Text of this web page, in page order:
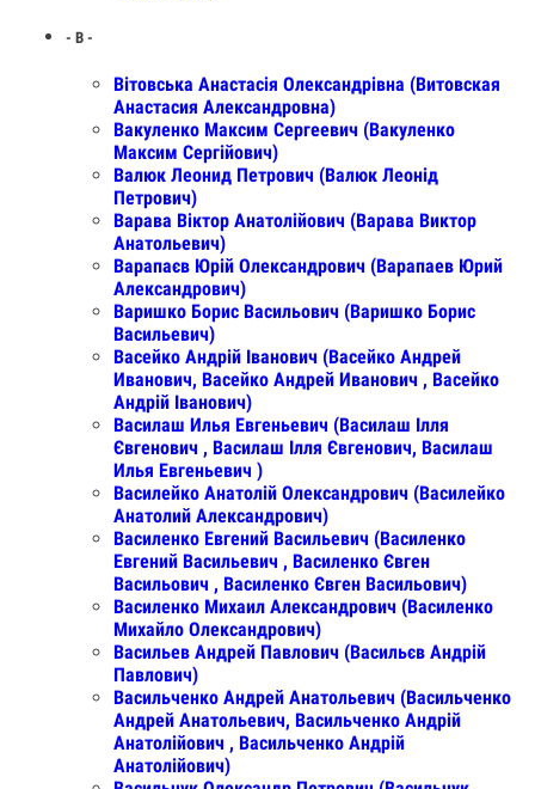
- В -
Вiтовська Анастасiя Олександрiвна (Витовская
Анастасия Александровна)
Вакуленко Максим Сергеевич (Вакуленко
Максим Сергійович)
Валюк Леонид Петрович (Валюк Леонід
Петрович)
Варава Віктор Анатолійович (Варава Виктор
Анатольевич)
Варапаєв Юрій Олександрович (Варапаев Юрий
Александрович)
Варишко Борис Васильович (Варишко Борис
Васильевич)
Васейко Андрій Іванович (Васейко Андрей
Иванович, Васейко Андрей Иванович , Васейко
Андрій Іванович)
Василаш Илья Евгеньевич (Василаш Ілля
Євгенович , Василаш Ілля Євгенович, Василаш
Илья Евгеньевич )
Василейко Анатолій Олександрович (Василейко
Анатолий Александрович)
Василенко Евгений Васильевич (Василенко
Евгений Васильевич , Василенко Євген
Васильович , Василенко Євген Васильович)
Василенко Михаил Александрович (Василенко
Михайло Олександрович)
Васильев Андрей Павлович (Васильєв Андрій
Павлович)
Васильченко Андрей Анатольевич (Васильченко
Андрей Анатольевич, Васильченко Андрій
Анатолійович , Васильченко Андрій
Анатолійович)